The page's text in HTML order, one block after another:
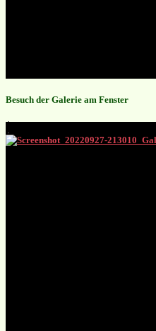
Besuch der Galerie am Fenster